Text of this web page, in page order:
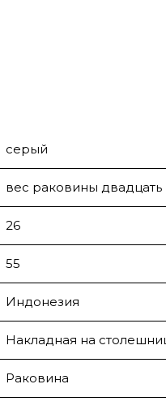
серый
вес раковины двадцать
26
55
Индонезия
Накладная на
Раковина